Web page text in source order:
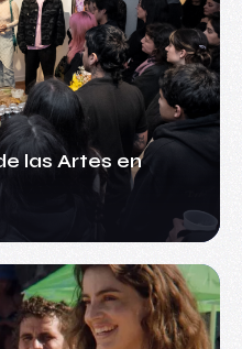
las Artes en